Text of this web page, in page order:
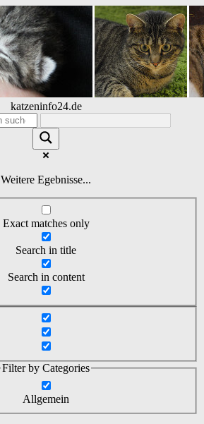
katzeninfo24.de
Weitere Egebnisse...
Exact matches only
Search in title
Search in content
Filter by Categories
Allgemein